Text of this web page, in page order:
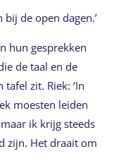
de open dagen.’
hun gesprekken
de taal en de
zit. Riek: ‘In
moesten leiden
ik krijg steeds
zijn. Het draait om